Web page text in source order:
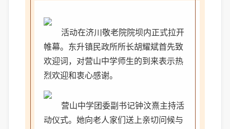
活动在济川敬老院院坝内正式拉开
帷幕。东升镇民政所所长胡耀斌首先致
欢迎词，对营山中学师生的到来表示热
烈欢迎和衷心感谢。
营山中学团委副书记钟汶熹主持活
动仪式。她向老人家们送上亲切问候与